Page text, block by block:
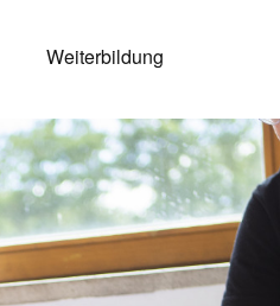
Weiterbildung